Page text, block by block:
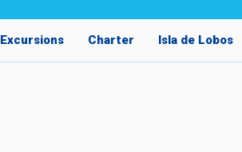
Excursions Charter Isla de Lobos